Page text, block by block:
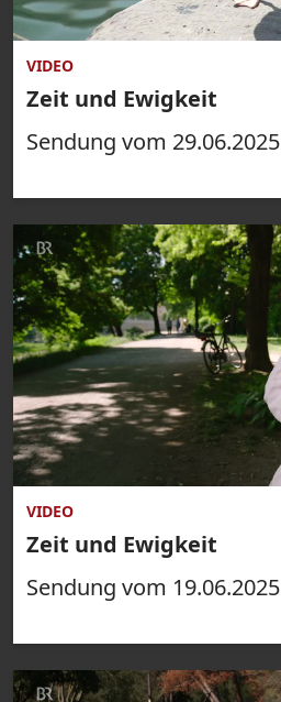
VIDEO
Zeit und Ewigkeit
Sendung vom 29.06.2025
VIDEO
Zeit und Ewigkeit
Sendung vom 19.06.2025